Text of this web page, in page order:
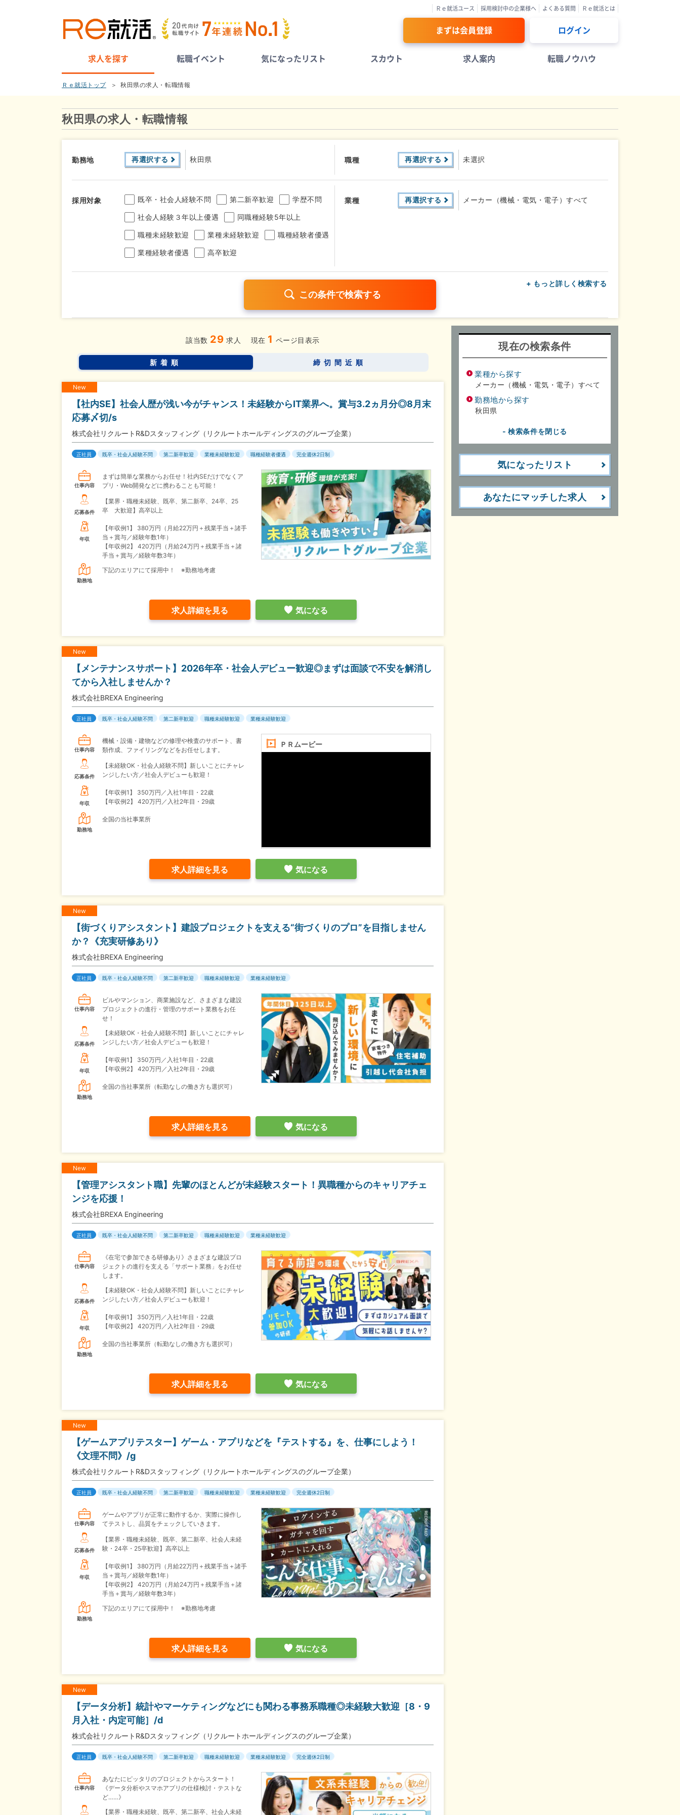
Ｒｅ就活ユース 採用検討中の企業様へ よくある質問 Ｒｅ就活とは
まずは会員登録 ログイン
求人を探す 転職イベント 気になったリスト スカウト 求人案内 転職ノウハウ
Ｒｅ就活トップ 秋田県の求人・転職情報
秋田県の求人・転職情報
勤務地 再選択する 秋田県 職種 再選択する 未選択
採用対象 既卒・社会人経験不問 第二新卒歓迎 学歴不問
社会人経験３年以上優遇 同職種経験5年以上
職種未経験歓迎 業種未経験歓迎 職種経験者優遇
業種経験者優遇 高卒歓迎
業種 再選択する メーカー（機械・電気・電子）すべて
完全週休2日制 年間休日120日以上 残業少なめ（1日1時間以内）
土日面接OK 書類選考なし
+ もっと詳しく検索する
該当数 29 求人 現在 1 ページ目表示
新着順 締切間近順
New
【社内SE】社会人歴が浅い今がチャンス！未経験からIT業界へ。賞与3.2ヵ月分◎8月末
応募〆切/s
株式会社リクルートR&Dスタッフィング（リクルートホールディングスのグループ企業）
正社員 既卒・社会人経験不問 第二新卒歓迎 業種未経験歓迎 職種経験者優遇 完全週休2日制
仕事内容
まずは簡単な業務からお任せ！社内SEだけでなくア
プリ・Web開発などに携わることも可能！
応募条件
【業界・職種未経験、既卒、第二新卒、24卒、25
卒 大歓迎】高卒以上
年収
【年収例1】
380万円（月給22万円＋残業手当＋諸手
当＋賞与／経験年数1年）
【年収例2】
420万円（月給24万円＋残業手当＋諸
手当＋賞与／経験年数3年）
勤務地
下記のエリアにて採用中！ ※勤務地考慮
求人詳細を見る 気になる
New
【メンテナンスサポート】2026年卒・社会人デビュー歓迎◎まずは面談で不安を解消し
てから入社しませんか？
株式会社BREXA Engineering
正社員 既卒・社会人経験不問 第二新卒歓迎 職種未経験歓迎 業種未経験歓迎
ＰＲムービー
仕事内容
機械・設備・建物などの修理や検査のサポート、書
類作成、ファイリングなどをお任せします。
応募条件
【未経験OK・社会人経験不問】新しいことにチャレ
ンジしたい方／社会人デビューも歓迎！
年収
【年収例1】
350万円／入社1年目・22歳
【年収例2】
420万円／入社2年目・29歳
勤務地
全国の当社事業所
求人詳細を見る 気になる
New
【街づくりアシスタント】建設プロジェクトを支える“街づくりのプロ”を目指しません
か？《充実研修あり》
株式会社BREXA Engineering
正社員 既卒・社会人経験不問 第二新卒歓迎 職種未経験歓迎 業種未経験歓迎
仕事内容
ビルやマンション、商業施設など、さまざまな建設
プロジェクトの進行・管理のサポート業務をお任
せ！
応募条件
【未経験OK・社会人経験不問】新しいことにチャレ
ンジしたい方／社会人デビューも歓迎！
年収
【年収例1】
350万円／入社1年目・22歳
【年収例2】
420万円／入社2年目・29歳
勤務地
全国の当社事業所（転勤なしの働き方も選択可）
求人詳細を見る 気になる
New
【管理アシスタント職】先輩のほとんどが未経験スタート！異職種からのキャリアチェ
ンジを応援！
株式会社BREXA Engineering
正社員 既卒・社会人経験不問 第二新卒歓迎 職種未経験歓迎 業種未経験歓迎
仕事内容
《在宅で参加できる研修あり》さまざまな建設プロ
ジェクトの進行を支える「サポート業務」をお任せ
します。
応募条件
【未経験OK・社会人経験不問】新しいことにチャレ
ンジしたい方／社会人デビューも歓迎！
年収
【年収例1】
350万円／入社1年目・22歳
【年収例2】
420万円／入社2年目・29歳
勤務地
全国の当社事業所（転勤なしの働き方も選択可）
求人詳細を見る 気になる
New
【ゲームアプリテスター】ゲーム・アプリなどを『テストする』を、仕事にしよう！
《文理不問》/g
株式会社リクルートR&Dスタッフィング（リクルートホールディングスのグループ企業）
正社員 既卒・社会人経験不問 第二新卒歓迎 職種未経験歓迎 業種未経験歓迎 完全週休2日制
仕事内容
ゲームやアプリが正常に動作するか、実際に操作し
てテストし、品質をチェックしていきます。
応募条件
【業界・職種未経験、既卒、第二新卒、社会人未経
験・24卒・25卒歓迎】高卒以上
年収
【年収例1】
380万円（月給22万円＋残業手当＋諸手
当＋賞与／経験年数1年）
【年収例2】
420万円（月給24万円＋残業手当＋諸
手当＋賞与／経験年数3年）
勤務地
下記のエリアにて採用中！ ※勤務地考慮
求人詳細を見る 気になる
New
【データ分析】統計やマーケティングなどにも関わる事務系職種◎未経験大歓迎［8・9
月入社・内定可能］/d
株式会社リクルートR&Dスタッフィング（リクルートホールディングスのグループ企業）
正社員 既卒・社会人経験不問 第二新卒歓迎 職種未経験歓迎 業種未経験歓迎 完全週休2日制
仕事内容
あなたにピッタリのプロジェクトからスタート！
《データ分析やスマホアプリの仕様検討・テストな
ど……》
【業界・職種未経験、既卒、第二新卒、社会人未経
現在の検索条件
業種から探す
メーカー（機械・電気・電子）すべて
勤務地から探す
秋田県
- 検索条件を閉じる
気になったリスト
あなたにマッチした求人